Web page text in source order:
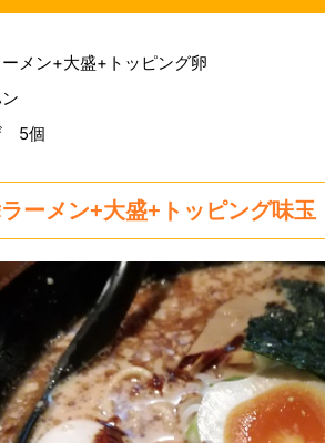
メン+大盛+トッピング卵
5個
ーメン+大盛+トッピング味玉